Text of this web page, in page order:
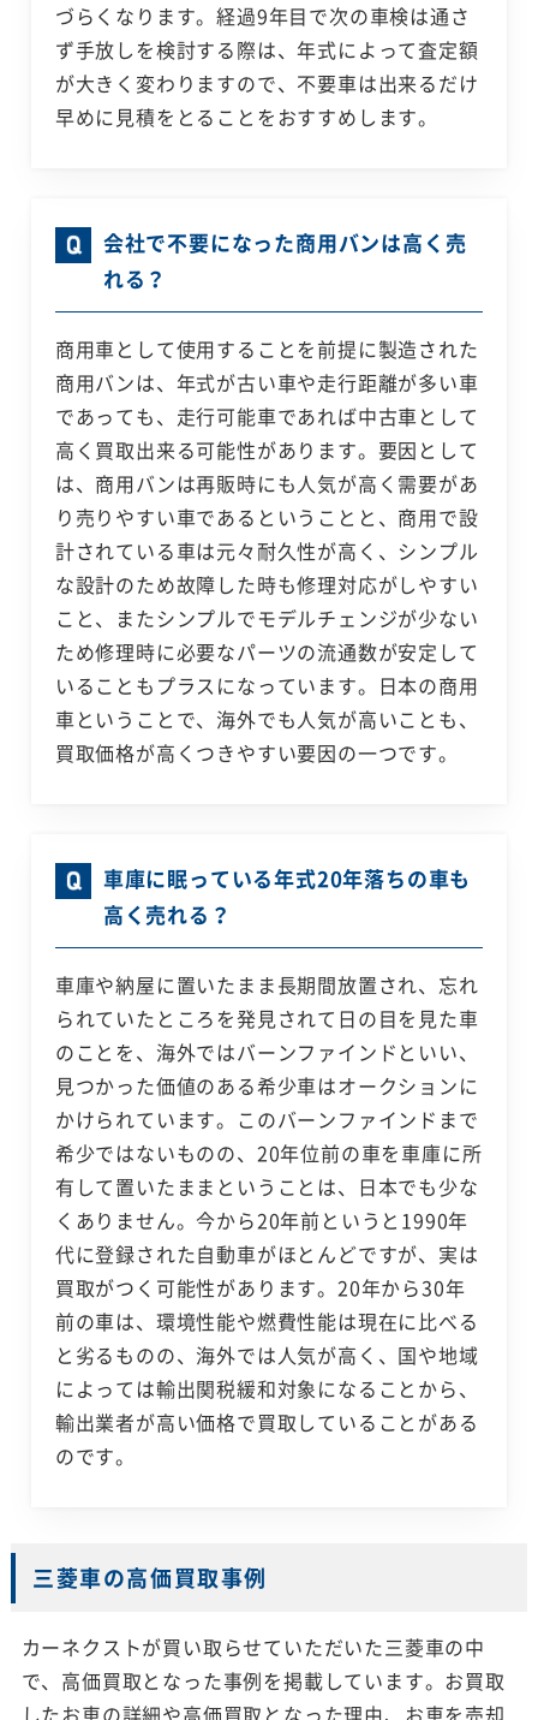
づらくなります。経過9年目で次の車検は通さ
ず手放しを検討する際は、年式によって査定額
が大きく変わりますので、不要車は出来るだけ
早めに見積をとることをおすすめします。
会社で不要になった商用バンは高く売
れる？
商用車として使用することを前提に製造された
商用バンは、年式が古い車や走行距離が多い車
であっても、走行可能車であれば中古車として
高く買取出来る可能性があります。要因として
は、商用バンは再販時にも人気が高く需要があ
り売りやすい車であるということと、商用で設
計されている車は元々耐久性が高く、シンプル
な設計のため故障した時も修理対応がしやすい
こと、またシンプルでモデルチェンジが少ない
ため修理時に必要なパーツの流通数が安定して
いることもプラスになっています。日本の商用
車ということで、海外でも人気が高いことも、
買取価格が高くつきやすい要因の一つです。
車庫に眠っている年式20年落ちの車も
高く売れる？
車庫や納屋に置いたまま長期間放置され、忘れ
られていたところを発見されて日の目を見た車
のことを、海外ではバーンファインドといい、
見つかった価値のある希少車はオークションに
かけられています。このバーンファインドまで
希少ではないものの、20年位前の車を車庫に所
有して置いたままということは、日本でも少な
くありません。今から20年前というと1990年
代に登録された自動車がほとんどですが、実は
買取がつく可能性があります。20年から30年
前の車は、環境性能や燃費性能は現在に比べる
と劣るものの、海外では人気が高く、国や地域
によっては輸出関税緩和対象になることから、
輸出業者が高い価格で買取していることがある
のです。
三菱車の高価買取事例
カーネクストが買い取らせていただいた三菱車の中
で、高価買取となった事例を掲載しています。お買取